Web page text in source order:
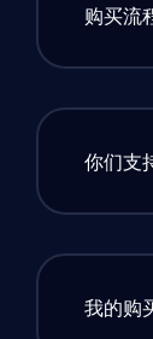
购买流
你们支
我的购